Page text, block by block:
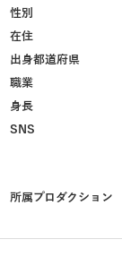
性別
在住
出身都道府県
職業
身長
SNS
所属プロダクション